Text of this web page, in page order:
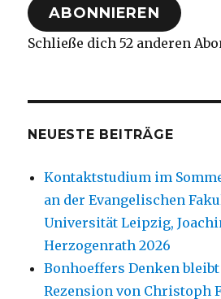
ABONNIEREN
Schließe dich 52 anderen
NEUESTE BEITRÄGE
Kontaktstudium im
an der Evangelischen
Universität Leipzig,
Herzogenrath 2026
Bonhoeffers Denken
Rezension von Christoph